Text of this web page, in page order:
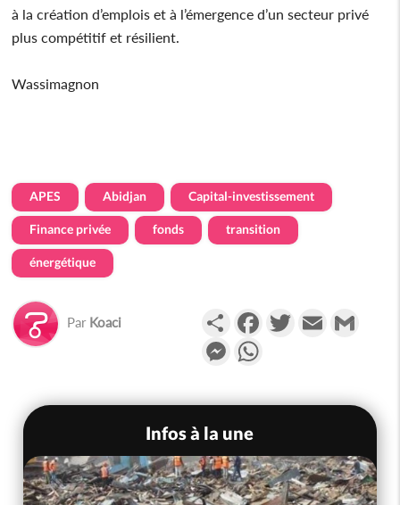
à la création d’emplois et à l’émergence d’un secteur privé
plus compétitif et résilient.
Wassimagnon
APES Abidjan Capital-investissement
Finance privée fonds transition
énergétique
Par Koaci PartagerFacebookTwitterEmail
Messenger
Infos à la une